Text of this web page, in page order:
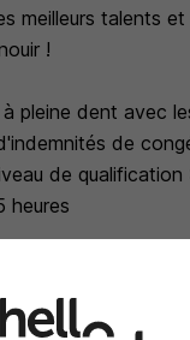
meilleurs talents
!
pleine dent avec
de
de qualification
heures